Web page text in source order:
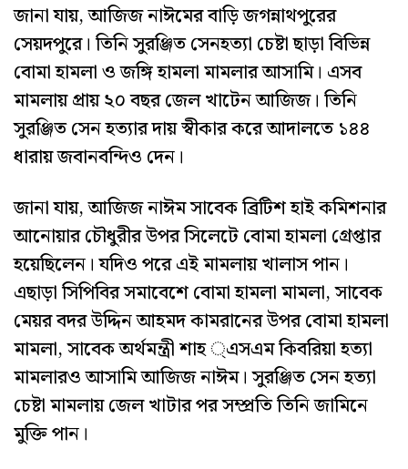
জানা যায়, আজিজ নাঈমের বাড়ি জগন্নাথপুরের
সেয়দপুরে। তিনি সুরঞ্জিত সেনহত্যা চেষ্টা ছাড়া বিভিন্ন
বোমা হামলা ও জঙ্গি হামলা মামলার আসামি। এসব
মামলায় প্রায় ২০ বছর জেল খাটেন আজিজ। তিনি
সুরঞ্জিত সেন হত্যার দায় স্বীকার করে আদালতে ১৪৪
ধারায় জবানবন্দিও দেন।
জানা যায়, আজিজ নাঈম সাবেক ব্রিটিশ হাই কমিশনার
আনোয়ার চৌধুরীর উপর সিলেটে বোমা হামলা গ্রেপ্তার
হয়েছিলেন। যদিও পরে এই মামলায় খালাস পান।
এছাড়া সিপিবির সমাবেশে বোমা হামলা মামলা, সাবেক
মেয়র বদর উদ্দিন আহমদ কামরানের উপর বোমা হামলা
মামলা, সাবেক অর্থমন্ত্রী শাহ ্এসএম কিবরিয়া হত্যা
মামলারও আসামি আজিজ নাঈম। সুরঞ্জিত সেন হত্যা
চেষ্টা মামলায় জেল খাটার পর সম্প্রতি তিনি জামিনে
মুক্তি পান।